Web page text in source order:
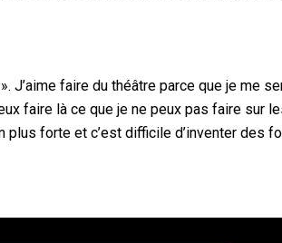
J’aime faire du théâtre parce que je me
faire là ce que je ne peux pas faire sur
plus forte et c’est difficile d’inventer des